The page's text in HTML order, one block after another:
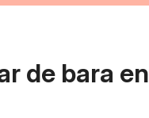
de bara en